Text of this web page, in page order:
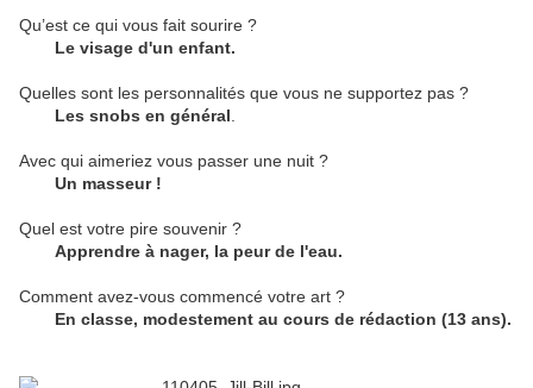
Qu’est ce qui vous fait sourire ?
Le visage d'un enfant.
Quelles sont les personnalités que vous ne supportez pas ?
Les snobs en général
Avec qui aimeriez vous passer une nuit ?
Un masseur !
Quel est votre pire souvenir ?
Apprendre à nager, la peur de l'eau.
Comment avez-vous commencé votre art ?
En classe, modestement au cours de rédaction (13 ans).